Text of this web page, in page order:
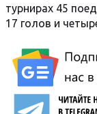
турнирах 45
17 голов и